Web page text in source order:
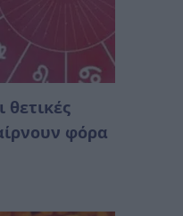
φόρα